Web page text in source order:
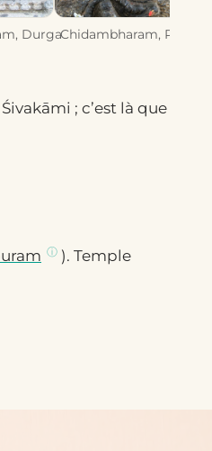
DurgaChidambharam, Patanjali
; c’est là que
). Temple